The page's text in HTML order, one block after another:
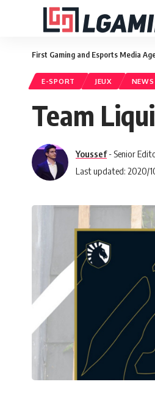
First Gaming and Esports Media
E-SPORT JEUX NEWS
Team
Last updated: 2020/
Youssef- Senior